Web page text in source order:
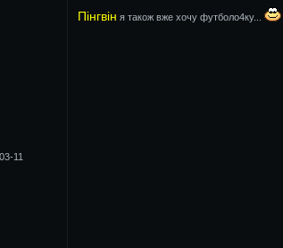
11
Пінгвін я також вже хочу футболо4ку...